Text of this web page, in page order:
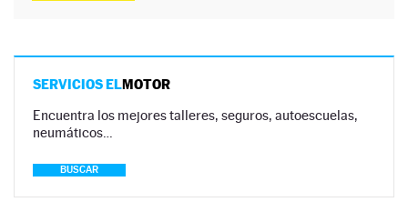
SERVICIOS ELMOTOR
Encuentra los mejores talleres, seguros, autoescuelas,
neumáticos…
BUSCAR